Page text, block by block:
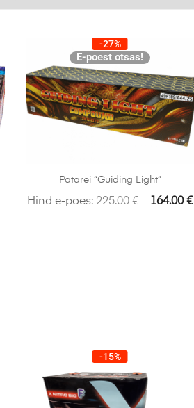
-27%
E-poest otsas!
Patarei “Guiding Light”
Hind e-poes:225.00€ 164.00€
-15%